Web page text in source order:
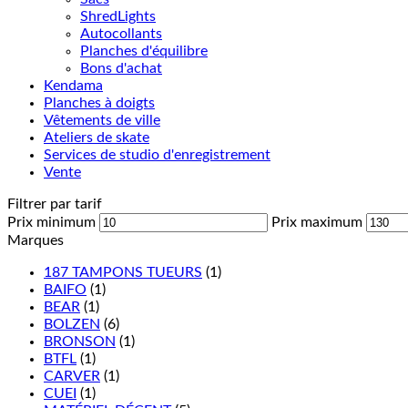
ShredLights
Autocollants
Planches d'équilibre
Bons d'achat
Kendama
Planches à doigts
Vêtements de ville
Ateliers de skate
Services de studio d'enregistrement
Vente
Filtrer par tarif
Prix minimum
Prix maximum
Marques
187 TAMPONS TUEURS (1)
BAIFO (1)
BEAR (1)
BOLZEN (6)
BRONSON (1)
BTFL (1)
CARVER (1)
CUEI (1)